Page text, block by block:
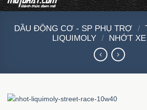
dung
DẦU ĐỘNG CƠ - SP PHỤ TRỢ /
LIQUIMOLY / NHỚT